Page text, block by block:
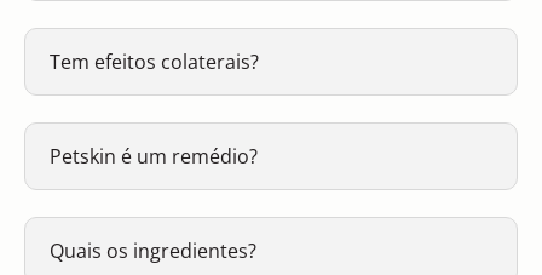
Tem efeitos colaterais?
Petskin é um remédio?
Quais os ingredientes?